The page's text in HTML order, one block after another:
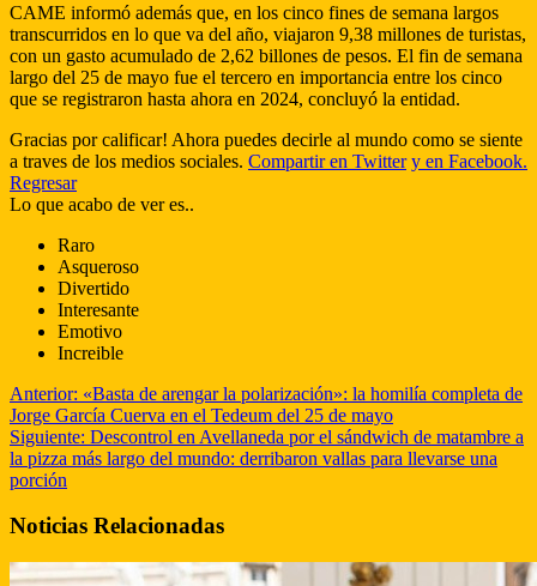
CAME informó además que, en los cinco fines de semana largos
transcurridos en lo que va del año, viajaron 9,38 millones de turistas,
con un gasto acumulado de 2,62 billones de pesos. El fin de semana
largo del 25 de mayo fue el tercero en importancia entre los cinco
que se registraron hasta ahora en 2024, concluyó la entidad.
Gracias por calificar! Ahora puedes decirle al mundo como se siente
a traves de los medios sociales. Compartir en Twitter y en Facebook.
Regresar
Lo que acabo de ver es..
Raro
Asqueroso
Divertido
Interesante
Emotivo
Increible
Anterior: «Basta de arengar la polarización»: la homilía completa de
Jorge García Cuerva en el Tedeum del 25 de mayo
Siguiente: Descontrol en Avellaneda por el sándwich de matambre a
la pizza más largo del mundo: derribaron vallas para llevarse una
porción
Noticias Relacionadas